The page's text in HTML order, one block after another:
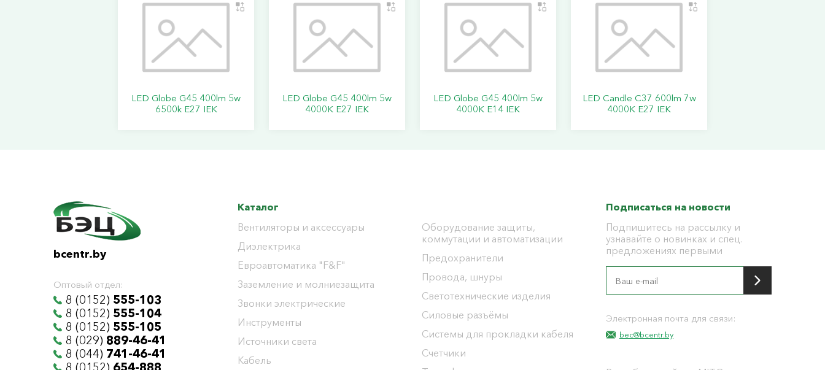
LED Globe G45 400lm 5w
6500k E27 IEK
LED Globe G45 400lm 5w
4000K E27 IEK
LED Globe G45 400lm 5w
4000K E14 IEK
LED Candle C37 600lm 7w
4000K E27 IEK
bcentr.by
Оптовый отдел:
8 (0152) 555-103
8 (0152) 555-104
8 (0152) 555-105
8 (029) 889-46-41
8 (044) 741-46-41
Каталог
Вентиляторы и аксессуары
Диэлектрика
Евроавтоматика "F&F"
Заземление и молниезащита
Звонки электрические
Инструменты
Источники света
Кабель
Оборудование защиты,
коммутации и автоматизации
Предохранители
Провода, шнуры
Светотехнические изделия
Силовые разъёмы
Системы для прокладки кабеля
Счетчики
Подписаться на новости
Подпишитесь на рассылку и
узнавайте о новинках и спец.
предложениях первыми
Электронная почта для связи:
bec@bcentr.by